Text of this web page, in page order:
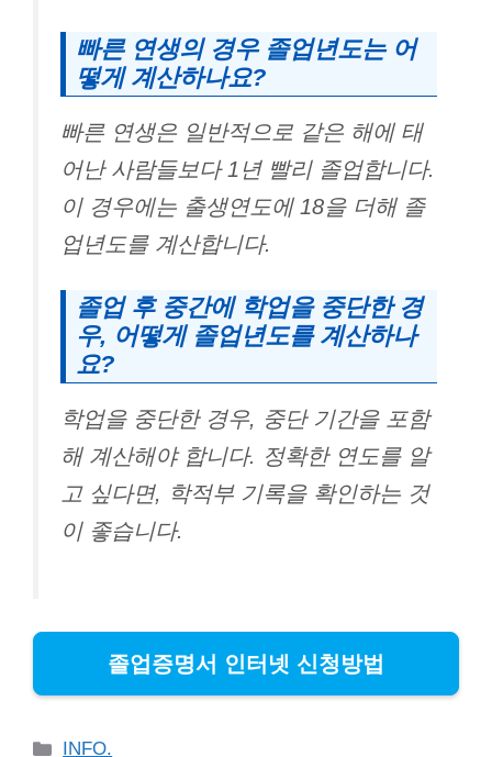
빠른 연생의 경우 졸업년도는 어
떻게 계산하나요?
빠른 연생은 일반적으로 같은 해에 태
어난 사람들보다 1년 빨리 졸업합니다.
이 경우에는 출생연도에 18을 더해 졸
업년도를 계산합니다.
졸업 후 중간에 학업을 중단한 경
우, 어떻게 졸업년도를 계산하나
요?
학업을 중단한 경우, 중단 기간을 포함
해 계산해야 합니다. 정확한 연도를 알
고 싶다면, 학적부 기록을 확인하는 것
이 좋습니다.
졸업증명서 인터넷 신청방법
Categories
INFO.